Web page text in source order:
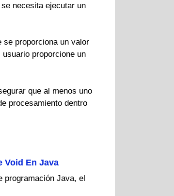
necesita ejecutar un
se proporciona un valor
proporcione un
que al menos uno
procesamiento dentro
Void En Java
programación Java, el